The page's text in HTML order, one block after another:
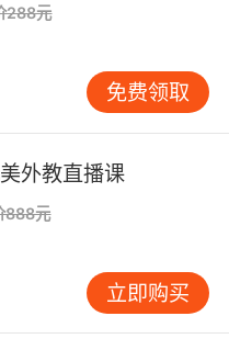
作的目标和方法也应
（如3-4年级）的孩
“乐于表达”。课堂应
写话”、续编故事、
将写作与手工、表演
应是语法的绝对完
过的单词和句型，大
这个阶段，保护并激
错误更重要。小学高
写作规范的关键期。
体的框架，如记叙文
、说明文（特点、用
288元
免费领取
外教直播课
888元
立即购买